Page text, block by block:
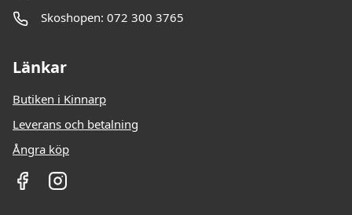
Skoshopen: 072 300 3765
Länkar
Butiken i Kinnarp
Leverans och betalning
Ångra köp